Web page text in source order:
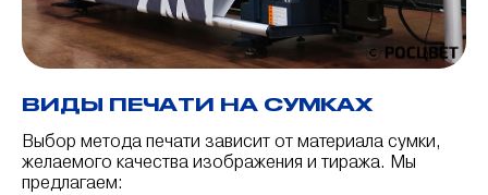
ВИДЫ ПЕЧАТИ НА СУМКАХ
Выбор метода печати зависит от материала сумки,
желаемого качества изображения и тиража. Мы
предлагаем: